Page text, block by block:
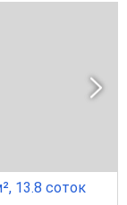
13.8 соток